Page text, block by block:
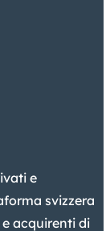
e
svizzera
acquirenti di